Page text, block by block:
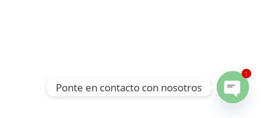
Ponte en contacto con nosotros
Open
1